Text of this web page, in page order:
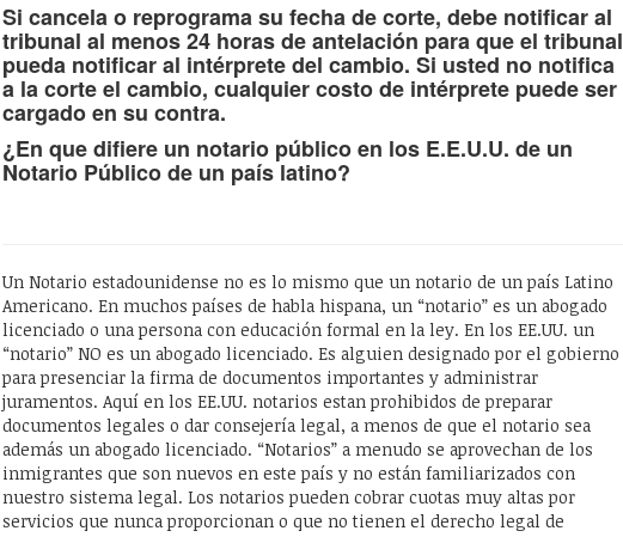
Si cancela o reprograma su fecha de corte, debe notificar al
tribunal al menos 24 horas de antelación para que el tribunal
pueda notificar al intérprete del cambio. Si usted no notifica
a la corte el cambio, cualquier costo de intérprete puede ser
cargado en su contra.
¿En que difiere un notario público en los E.E.U.U. de un
Notario Público de un país latino?
Un Notario estadounidense no es lo mismo que un notario de un país Latino
Americano. En muchos países de habla hispana, un “notario” es un abogado
licenciado o una persona con educación formal en la ley. En los EE.UU. un
“notario” NO es un abogado licenciado. Es alguien designado por el gobierno
para presenciar la firma de documentos importantes y administrar
juramentos. Aquí en los EE.UU. notarios estan prohibidos de preparar
documentos legales o dar consejería legal, a menos de que el notario sea
además un abogado licenciado. “Notarios” a menudo se aprovechan de los
inmigrantes que son nuevos en este país y no están familiarizados con
nuestro sistema legal. Los notarios pueden cobrar cuotas muy altas por
servicios que nunca proporcionan o que no tienen el derecho legal de